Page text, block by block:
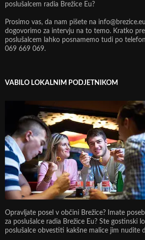
poslušalcem radia Brežice Eu?
Prosimo vas, da nam pišete na
dogovorimo za intervju na to temo. Kratko
poslušalcem lahko posnamemo tudi po
069 669 069.
VABILO LOKALNIM PODJETNIKOM
Opravljate posel v občini Brežice? Imate
za poslušalce radia Brežice Eu? Ste gostinski
poslušalce obvestiti kakšne malice jim nudite